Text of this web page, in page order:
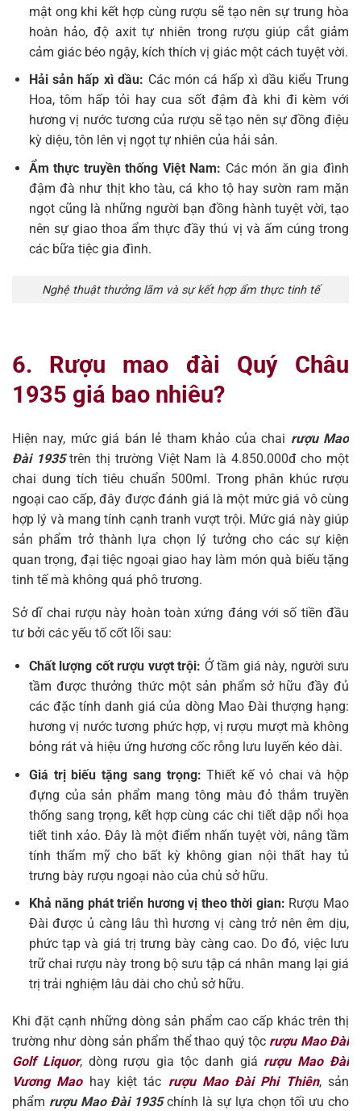
mật ong khi kết hợp cùng rượu sẽ tạo nên sự trung hòa
hoàn hảo, độ axit tự nhiên trong rượu giúp cắt giảm
cảm giác béo ngậy, kích thích vị giác một cách tuyệt vời.
Hải sản hấp xì dầu: Các món cá hấp xì dầu kiểu Trung
Hoa, tôm hấp tỏi hay cua sốt đậm đà khi đi kèm với
hương vị nước tương của rượu sẽ tạo nên sự đồng điệu
kỳ diệu, tôn lên vị ngọt tự nhiên của hải sản.
Ẩm thực truyền thống Việt Nam: Các món ăn gia đình
đậm đà như thịt kho tàu, cá kho tộ hay sườn ram mặn
ngọt cũng là những người bạn đồng hành tuyệt vời, tạo
nên sự giao thoa ẩm thực đầy thú vị và ấm cúng trong
các bữa tiệc gia đình.
Nghệ thuật thưởng lãm và sự kết hợp ẩm thực tinh tế
6. Rượu mao đài Quý Châu
1935 giá bao nhiêu?
Hiện nay, mức giá bán lẻ tham khảo của chai rượu Mao
Đài 1935trên thị trường Việt Nam là 4.850.000đ cho một
chai dung tích tiêu chuẩn 500ml. Trong phân khúc rượu
ngoại cao cấp, đây được đánh giá là một mức giá vô cùng
hợp lý và mang tính cạnh tranh vượt trội. Mức giá này giúp
sản phẩm trở thành lựa chọn lý tưởng cho các sự kiện
quan trọng, đại tiệc ngoại giao hay làm món quà biếu tặng
tinh tế mà không quá phô trương.
Sở dĩ chai rượu này hoàn toàn xứng đáng với số tiền đầu
tư bởi các yếu tố cốt lõi sau:
Chất lượng cốt rượu vượt trội: Ở tầm giá này, người sưu
tầm được thưởng thức một sản phẩm sở hữu đầy đủ
các đặc tính danh giá của dòng Mao Đài thượng hạng:
hương vị nước tương phức hợp, vị rượu mượt mà không
bỏng rát và hiệu ứng hương cốc rỗng lưu luyến kéo dài.
Giá trị biếu tặng sang trọng: Thiết kế vỏ chai và hộp
đựng của sản phẩm mang tông màu đỏ thắm truyền
thống sang trọng, kết hợp cùng các chi tiết dập nổi họa
tiết tinh xảo. Đây là một điểm nhấn tuyệt vời, nâng tầm
tính thẩm mỹ cho bất kỳ không gian nội thất hay tủ
trưng bày rượu ngoại nào của chủ sở hữu.
Khả năng phát triển hương vị theo thời gian: Rượu Mao
Đài được ủ càng lâu thì hương vị càng trở nên êm dịu,
phức tạp và giá trị trưng bày càng cao. Do đó, việc lưu
trữ chai rượu này trong bộ sưu tập cá nhân mang lại giá
trị trải nghiệm lâu dài cho chủ sở hữu.
Khi đặt cạnh những dòng sản phẩm cao cấp khác trên thị
trường như dòng sản phẩm thể thao quý tộc rượu Mao Đài
Golf Liquor, dòng rượu gia tộc danh giá rượu Mao Đài
Vương Maohay kiệt tác rượu Mao Đài Phi Thiên, sản
phẩm rượu Mao Đài 1935chính là sự lựa chọn tối ưu cho